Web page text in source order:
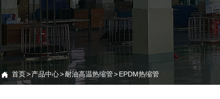
 首页> 产品中心>耐油高温热缩管> EPDM热缩管